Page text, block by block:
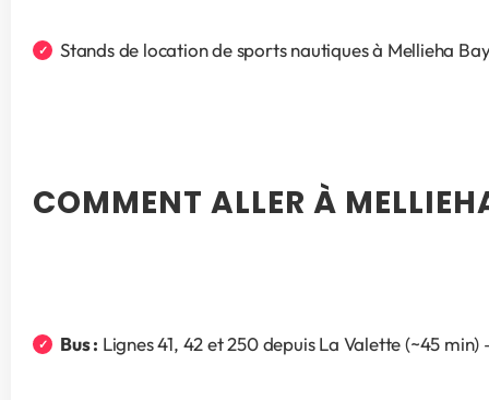
Stands de location de sports nautiques à Mellieha
COMMENT ALLER À
Bus : Lignes 41, 42 et 250 depuis La Valette (~45